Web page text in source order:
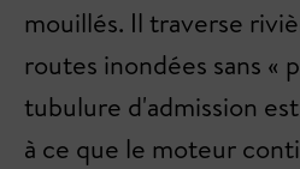
mouillés. Il traverse
routes inondées sans «
tubulure d'admission
à ce que le moteur